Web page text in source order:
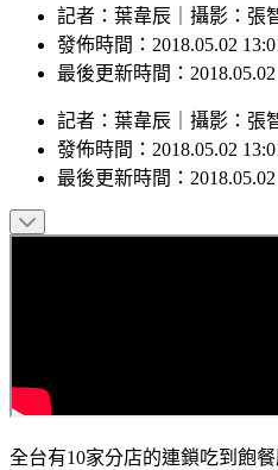
記者：葉韋辰｜攝影：張
發佈時間：2018.05.02
最後更新時間：2018.05.02
記者 ： 葉韋辰 攝影 ： 張
發佈時間： 2018.05.02
最後更新時間： 2018.05.02
全台有10家分店的連鎖吃到飽